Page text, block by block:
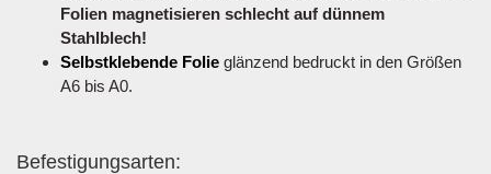
Folien magnetisieren schlecht auf dünnem
Stahlblech!
Selbstklebende Folie glänzend bedruckt in den Größen
A6 bis A0.
Befestigungsarten: